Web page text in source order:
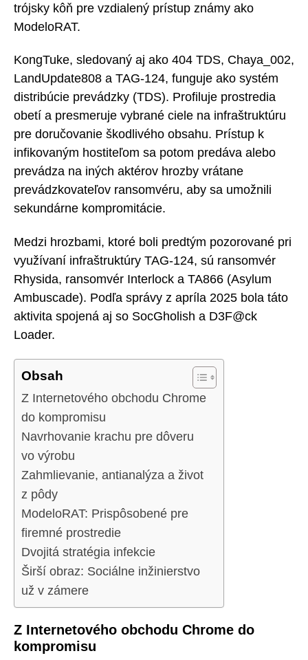
trójsky kôň pre vzdialený prístup známy ako
ModeloRAT.
KongTuke, sledovaný aj ako 404 TDS, Chaya_002,
LandUpdate808 a TAG-124, funguje ako systém
distribúcie prevádzky (TDS). Profiluje prostredia
obetí a presmeruje vybrané ciele na infraštruktúru
pre doručovanie škodlivého obsahu. Prístup k
infikovaným hostiteľom sa potom predáva alebo
prevádza na iných aktérov hrozby vrátane
prevádzkovateľov ransomvéru, aby sa umožnili
sekundárne kompromitácie.
Medzi hrozbami, ktoré boli predtým pozorované pri
využívaní infraštruktúry TAG-124, sú ransomvér
Rhysida, ransomvér Interlock a TA866 (Asylum
Ambuscade). Podľa správy z apríla 2025 bola táto
aktivita spojená aj so SocGholish a D3F@ck
Loader.
Obsah
Z Internetového obchodu Chrome
do kompromisu
Navrhovanie krachu pre dôveru
vo výrobu
Zahmlievanie, antianalýza a život
z pôdy
ModeloRAT: Prispôsobené pre
firemné prostredie
Dvojitá stratégia infekcie
Širší obraz: Sociálne inžinierstvo
už v zámere
Z Internetového obchodu Chrome do
kompromisu